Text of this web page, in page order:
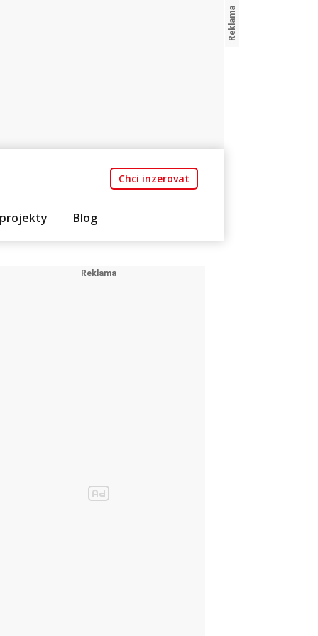
Chci inzerovat
Blog